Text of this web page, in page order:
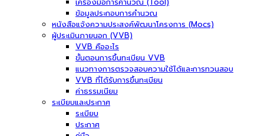
ข้อมูลประกอบการคำนวณ
หนังสือแจ้งความประสงค์พัฒนาโครงการ (Mocs)
ผู้ประเมินภายนอก (VVB)
VVB คืออะไร
ขั้นตอนการขึ้นทะเบียน VVB
แนวทางการตรวจสอบความใช้ได้และการทวนสอบ
VVB ที่ได้รับการขึ้นทะเบียน
ค่าธรรมเนียม
ระเบียบและประกาศ
ระเบียบ
ประกาศ